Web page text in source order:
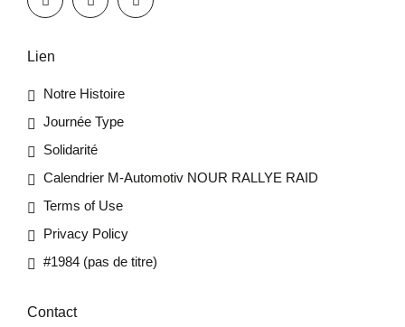
Lien
Notre Histoire
Journée Type
Solidarité
Calendrier M-Automotiv NOUR RALLYE RAID
Terms of Use
Privacy Policy
#1984 (pas de titre)
Contact